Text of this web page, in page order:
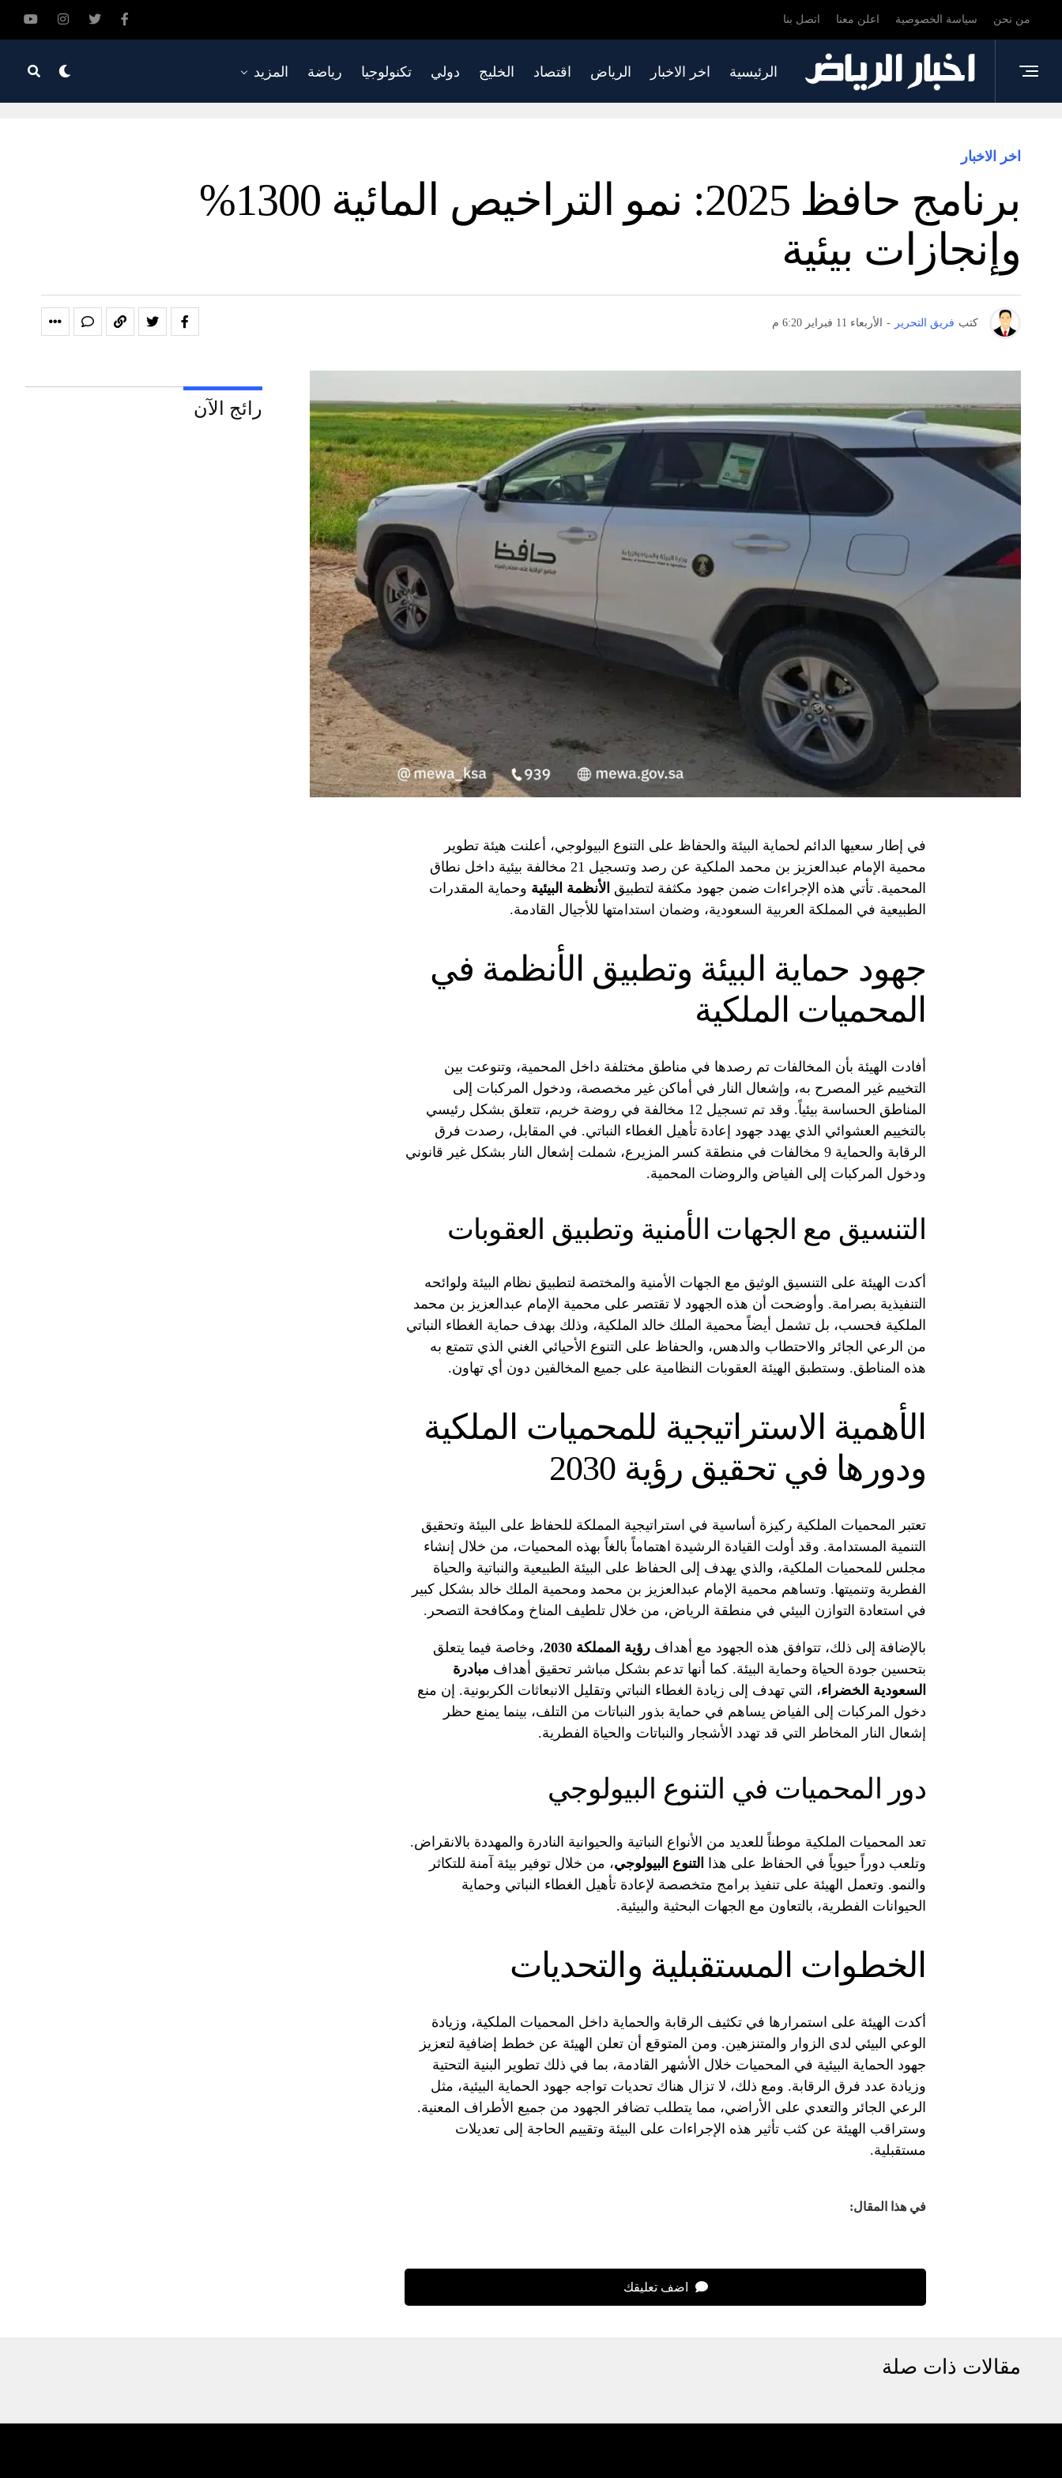
من نحن سياسة الخصوصية اعلن معنا اتصل بنا
الرئيسية اخر الاخبار الرياض اقتصاد الخليج دولي تكنولوجيا رياضة المزيد
اخر الاخبار
برنامج حافظ 2025: نمو التراخيص المائية 1300%
وإنجازات بيئية
كتب فريق التحرير - الأربعاء 11 فبراير 6:20 م
في إطار سعيها الدائم لحماية البيئة والحفاظ على التنوع البيولوجي، أعلنت هيئة تطوير
محمية الإمام عبدالعزيز بن محمد الملكية عن رصد وتسجيل 21 مخالفة بيئية داخل نطاق
المحمية. تأتي هذه الإجراءات ضمن جهود مكثفة لتطبيق الأنظمة البيئية وحماية المقدرات
الطبيعية في المملكة العربية السعودية، وضمان استدامتها للأجيال القادمة.
جهود حماية البيئة وتطبيق الأنظمة في
المحميات الملكية
أفادت الهيئة بأن المخالفات تم رصدها في مناطق مختلفة داخل المحمية، وتنوعت بين
التخييم غير المصرح به، وإشعال النار في أماكن غير مخصصة، ودخول المركبات إلى
المناطق الحساسة بيئياً. وقد تم تسجيل 12 مخالفة في روضة خريم، تتعلق بشكل رئيسي
بالتخييم العشوائي الذي يهدد جهود إعادة تأهيل الغطاء النباتي. في المقابل، رصدت فرق
الرقابة والحماية 9 مخالفات في منطقة كسر المزيرع، شملت إشعال النار بشكل غير قانوني
ودخول المركبات إلى الفياض والروضات المحمية.
التنسيق مع الجهات الأمنية وتطبيق العقوبات
أكدت الهيئة على التنسيق الوثيق مع الجهات الأمنية والمختصة لتطبيق نظام البيئة ولوائحه
التنفيذية بصرامة. وأوضحت أن هذه الجهود لا تقتصر على محمية الإمام عبدالعزيز بن محمد
الملكية فحسب، بل تشمل أيضاً محمية الملك خالد الملكية، وذلك بهدف حماية الغطاء النباتي
من الرعي الجائر والاحتطاب والدهس، والحفاظ على التنوع الأحيائي الغني الذي تتمتع به
هذه المناطق. وستطبق الهيئة العقوبات النظامية على جميع المخالفين دون أي تهاون.
الأهمية الاستراتيجية للمحميات الملكية
ودورها في تحقيق رؤية 2030
تعتبر المحميات الملكية ركيزة أساسية في استراتيجية المملكة للحفاظ على البيئة وتحقيق
التنمية المستدامة. وقد أولت القيادة الرشيدة اهتماماً بالغاً بهذه المحميات، من خلال إنشاء
مجلس للمحميات الملكية، والذي يهدف إلى الحفاظ على البيئة الطبيعية والنباتية والحياة
الفطرية وتنميتها. وتساهم محمية الإمام عبدالعزيز بن محمد ومحمية الملك خالد بشكل كبير
في استعادة التوازن البيئي في منطقة الرياض، من خلال تلطيف المناخ ومكافحة التصحر.
بالإضافة إلى ذلك، تتوافق هذه الجهود مع أهداف رؤية المملكة 2030
، وخاصة فيما يتعلق
بتحسين جودة الحياة وحماية البيئة. كما أنها تدعم بشكل مباشر تحقيق أهداف مبادرة
السعودية الخضراء، التي تهدف إلى زيادة الغطاء النباتي وتقليل الانبعاثات الكربونية. إن منع
دخول المركبات إلى الفياض يساهم في حماية بذور النباتات من التلف، بينما يمنع حظر
إشعال النار المخاطر التي قد تهدد الأشجار والنباتات والحياة الفطرية.
دور المحميات في التنوع البيولوجي
تعد المحميات الملكية موطناً للعديد من الأنواع النباتية والحيوانية النادرة والمهددة بالانقراض.
وتلعب دوراً حيوياً في الحفاظ على هذا
التنوع البيولوجي، من خلال توفير بيئة آمنة للتكاثر
والنمو. وتعمل الهيئة على تنفيذ برامج متخصصة لإعادة تأهيل الغطاء النباتي وحماية
الحيوانات الفطرية، بالتعاون مع الجهات البحثية والبيئية.
الخطوات المستقبلية والتحديات
أكدت الهيئة على استمرارها في تكثيف الرقابة والحماية داخل المحميات الملكية، وزيادة
الوعي البيئي لدى الزوار والمتنزهين. ومن المتوقع أن تعلن الهيئة عن خطط إضافية لتعزيز
جهود الحماية البيئية في المحميات خلال الأشهر القادمة، بما في ذلك تطوير البنية التحتية
وزيادة عدد فرق الرقابة. ومع ذلك، لا تزال هناك تحديات تواجه جهود الحماية البيئية، مثل
الرعي الجائر والتعدي على الأراضي، مما يتطلب تضافر الجهود من جميع الأطراف المعنية.
وستراقب الهيئة عن كثب تأثير هذه الإجراءات على البيئة وتقييم الحاجة إلى تعديلات
مستقبلية.
في هذا المقال:
اضف تعليقك
رائج الآن
مقالات ذات صلة